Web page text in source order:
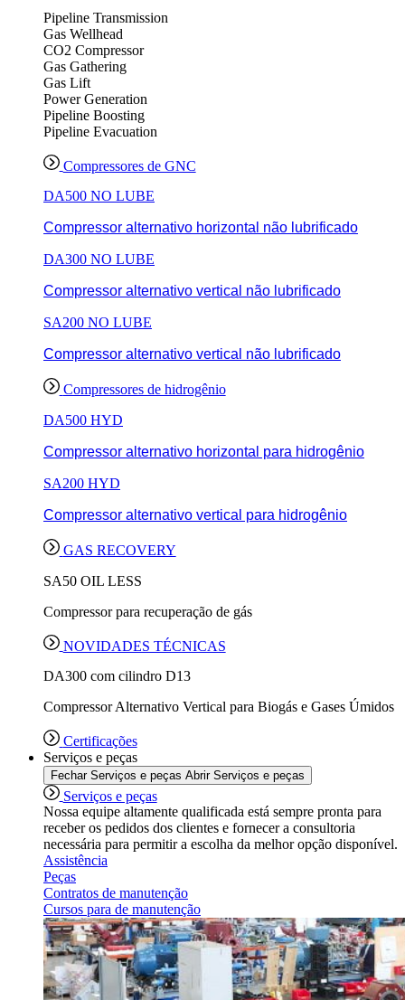
Pipeline Transmission
Gas Wellhead
CO2 Compressor
Gas Gathering
Gas Lift
Power Generation
Pipeline Boosting
Pipeline Evacuation
Compressores de GNC
DA500 NO LUBE
Compressor alternativo horizontal não lubrificado
DA300 NO LUBE
Compressor alternativo vertical não lubrificado
SA200 NO LUBE
Compressor alternativo vertical não lubrificado
Compressores de hidrogênio
DA500 HYD
Compressor alternativo horizontal para hidrogênio
SA200 HYD
Compressor alternativo vertical para hidrogênio
GAS RECOVERY
SA50 OIL LESS
Compressor para recuperação de gás
NOVIDADES TÉCNICAS
DA300 com cilindro D13
Compressor Alternativo Vertical para Biogás e Gases Úmidos
Certificações
Serviços e peças
Fechar Serviços e peças Abrir Serviços e peças
Serviços e peças
Nossa equipe altamente qualificada está sempre pronta para
receber os pedidos dos clientes e fornecer a consultoria
necessária para permitir a escolha da melhor opção disponível.
Assistência
Peças
Contratos de manutenção
Cursos para de manutenção